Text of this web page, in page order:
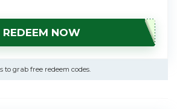
REDEEM NOW
grab free redeem codes.